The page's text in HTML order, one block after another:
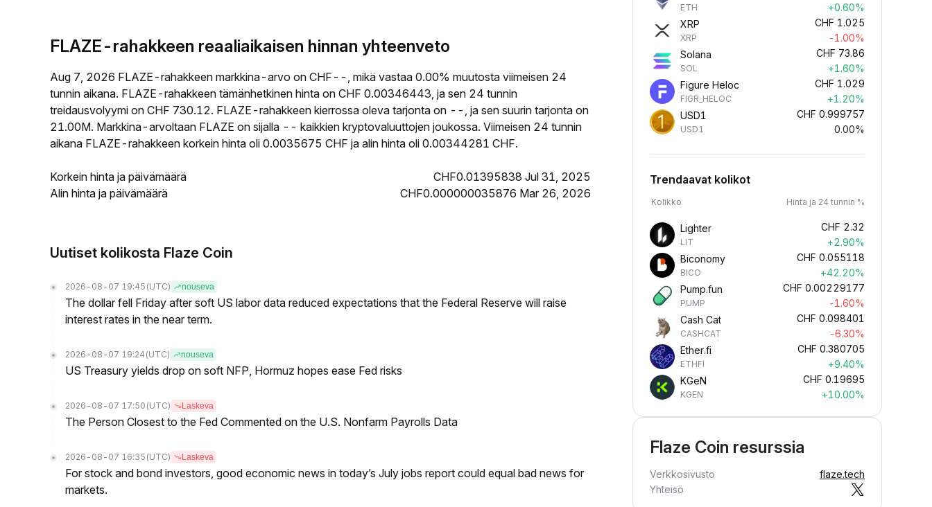
FLAZE-rahakkeen reaaliaikaisen hinnan yhteenveto
Aug 7, 2026 FLAZE-rahakkeen markkina-arvo on CHF--, mikä vastaa 0.00% muutosta viimeisen 24
tunnin aikana. FLAZE-rahakkeen tämänhetkinen hinta on CHF 0.00346443, ja sen 24 tunnin
treidausvolyymi on CHF 730.12. FLAZE-rahakkeen kierrossa oleva tarjonta on --, ja sen suurin tarjonta on
21.00M. Markkina-arvoltaan FLAZE on sijalla -- kaikkien kryptovaluuttojen joukossa. Viimeisen 24 tunnin
aikana FLAZE-rahakkeen korkein hinta oli 0.0035675 CHF ja alin hinta oli 0.00344281 CHF.
Korkein hinta ja päivämäärä
CHF0.01395838 Jul 31, 2025
Alin hinta ja päivämäärä
CHF0.000000035876 Mar 26, 2026
Uutiset kolikosta Flaze Coin
2026-08-07 19:45 (UTC) nouseva
The dollar fell Friday after soft US labor data reduced expectations that the Federal Reserve will raise
interest rates in the near term.
2026-08-07 19:24 (UTC) nouseva
US Treasury yields drop on soft NFP, Hormuz hopes ease Fed risks
2026-08-07 17:50 (UTC) Laskeva
The Person Closest to the Fed Commented on the U.S. Nonfarm Payrolls Data
2026-08-07 16:35 (UTC) Laskeva
For stock and bond investors, good economic news in today’s July jobs report could equal bad news for
markets.
ETH
+0.60%
XRP
XRP
CHF 1.025
-1.00%
Solana
SOL
CHF 73.86
+1.60%
Figure Heloc
FIGR_HELOC
CHF 1.029
+1.20%
USD1
USD1
CHF 0.999757
0.00%
Trendaavat kolikot
Kolikko Hinta ja 24 tunnin %
Lighter
LIT
CHF 2.32
+2.90%
Biconomy
BICO
CHF 0.055118
+42.20%
Pump.fun
PUMP
CHF 0.00229177
-1.60%
Cash Cat
CASHCAT
CHF 0.098401
-6.30%
Ether.fi
ETHFI
CHF 0.380705
+9.40%
KGeN
KGEN
CHF 0.19695
+10.00%
Flaze Coin resurssia
Verkkosivusto
flaze.tech
Yhteisö